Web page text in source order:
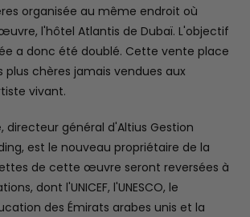
organisée au même endroit où
l'hôtel Atlantis de Dubaï. L'objectif
a donc été doublé. Cette vente place
chères jamais vendues aux
vivant.
, directeur général d'Altius Gestion
est le nouveau propriétaire de la
de cette œuvre seront reversées à
dont l'UNICEF, l'UNESCO, le
des Émirats arabes unis et la